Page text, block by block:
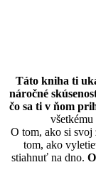
Táto kniha ti
náročné
čo sa ti v ňom
O tom, ako si
tom, ako
stiahnuť na dno.